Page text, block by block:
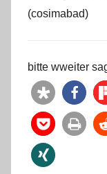
(cosimabad)
bitte wweiter